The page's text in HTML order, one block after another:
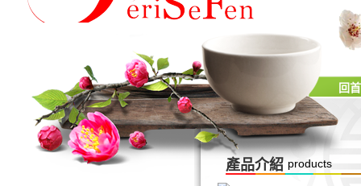
回
產品介紹 products